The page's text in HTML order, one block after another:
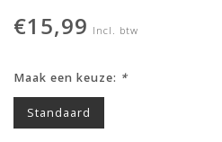
€15,99 Incl. btw
Maak een keuze: *
Standaard